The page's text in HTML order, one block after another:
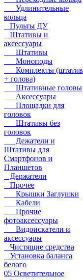
Удлинительные
кольца
Пульты ДУ
Штативы и
аксессуары
Штативы
Моноподы
Комплекты (штатив
+ голова)
Штативные головы
Аксессуары
Площадки для
головок
Штативы без
головок
Дежатели и
Штативы для
Смартфонов и
Планшетов
Держатели
Прочее
Крышки Заглушки
Кабели
Прочие
фотоаксессуары
Видоискатели и
аксессуары
Чистящие средства
Установка баланса
белого
05 Осветительное